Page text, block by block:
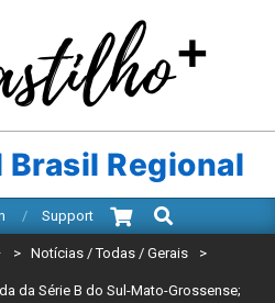
Brasil Regional
Support
Search
> Notícias / Todas / Gerais >
da Série B do Sul-Mato-Grossense;